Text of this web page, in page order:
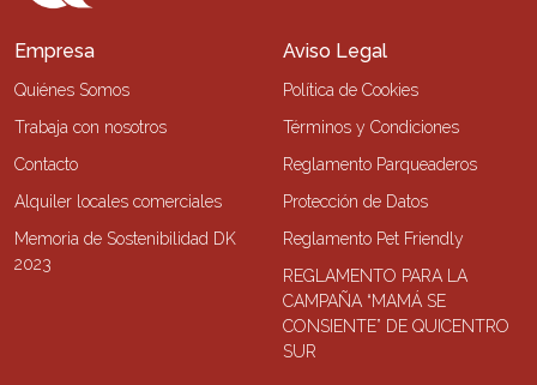
Empresa
Quiénes Somos
Trabaja con nosotros
Contacto
Alquiler locales comerciales
Memoria de Sostenibilidad DK
2023
Aviso Legal
Política de Cookies
Términos y Condiciones
Reglamento Parqueaderos
Protección de Datos
Reglamento Pet Friendly
REGLAMENTO PARA LA
CAMPAÑA “MAMÁ SE
CONSIENTE” DE QUICENTRO
SUR